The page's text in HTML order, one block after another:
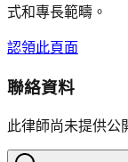
式和專長範疇。
認領此頁面
聯絡資料
此律師尚未提供公